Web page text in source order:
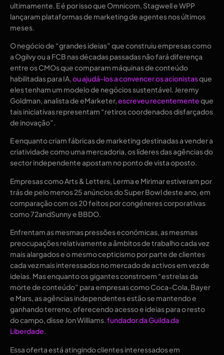
ultimamente. E é por isso que Omnicom, Stagwell e WPP
lançaram plataformas de marketing de agentes nos últimos
meses.
O negócio de “grandes ideias” que construiu empresas como
a Ogilvy ou a FCB nas décadas passadas não fará diferença
entre os CMOs que comparam máquinas de conteúdo
habilitadas para IA,ou ajudá-los a convencer os acionistasque
eles tenham um modelo de negócios sustentável. Jeremy
Goldman, analista de eMarketer,escreveu recentementeque
tais iniciativas representam “retiros coordenados disfarçados
de inovação”.
E enquanto criam fábricas de marketing destinadas a vender a
criatividade como uma mercadoria, os líderes das agências do
sector independente apostam no ponto de vista oposto.
Empresas como Arts & Letters, Lerma e Mirimar estiveram por
trás de pelo menos 25 anúncios do Super Bowl deste ano, em
comparação com os 20 feitos por congéneres corporativas
como 72andSunny e BBDO.
Enfrentam as mesmas pressões económicas, as mesmas
preocupações relativamente a âmbitos de trabalho cada vez
mais alargados e o mesmo cepticismo por parte de clientes
cada vez mais interessados ​​no mercado de activos em vez de
ideias. Mas enquanto os gigantes constroem “estrelas da
morte de conteúdo” para empresas como Coca-Cola, Bayer
e Mars, as agências independentes estão se mantendo e
ganhando terreno, oferecendo acesso e ideias para o resto
do campo, disse Jon Williams.fundador da Guilda da
Liberdade.
Essa oferta está atingindo clientes interessados ​​em